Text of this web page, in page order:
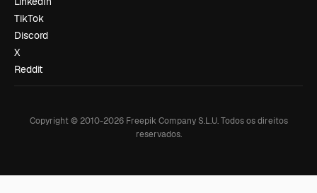
TikTok
Discord
X
Reddit
Copyright © 2010-2026Freepik Company S.L.U. Todos os direitos
reservados.